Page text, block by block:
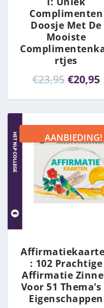
Complimenten
Doosje Met De
Mooiste
rtjes
€23,95O
s
p
r
o
n
i
j
k
€20,95H
i
s
i
AANBIEDING!
: 102 Prachtige
Affirmatie
Voor 51 Thema’s
Eigenschappen